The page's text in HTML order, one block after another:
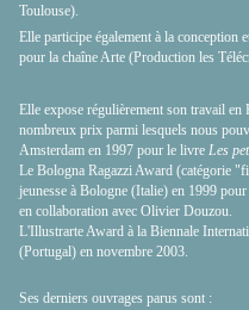
Toulouse).
Elle participe également à la conception
pour la chaîne Arte (Production les
Elle expose régulièrement son travail en
nombreux prix parmi lesquels nous
Amsterdam en 1997 pour le livre Les
Le Bologna Ragazzi Award (catégorie
jeunesse à Bologne (Italie) en 1999 pour
en collaboration avec Olivier Douzou.
L'Illustrarte Award à la Biennale
(Portugal) en novembre 2003.
Ses derniers ouvrages parus sont :